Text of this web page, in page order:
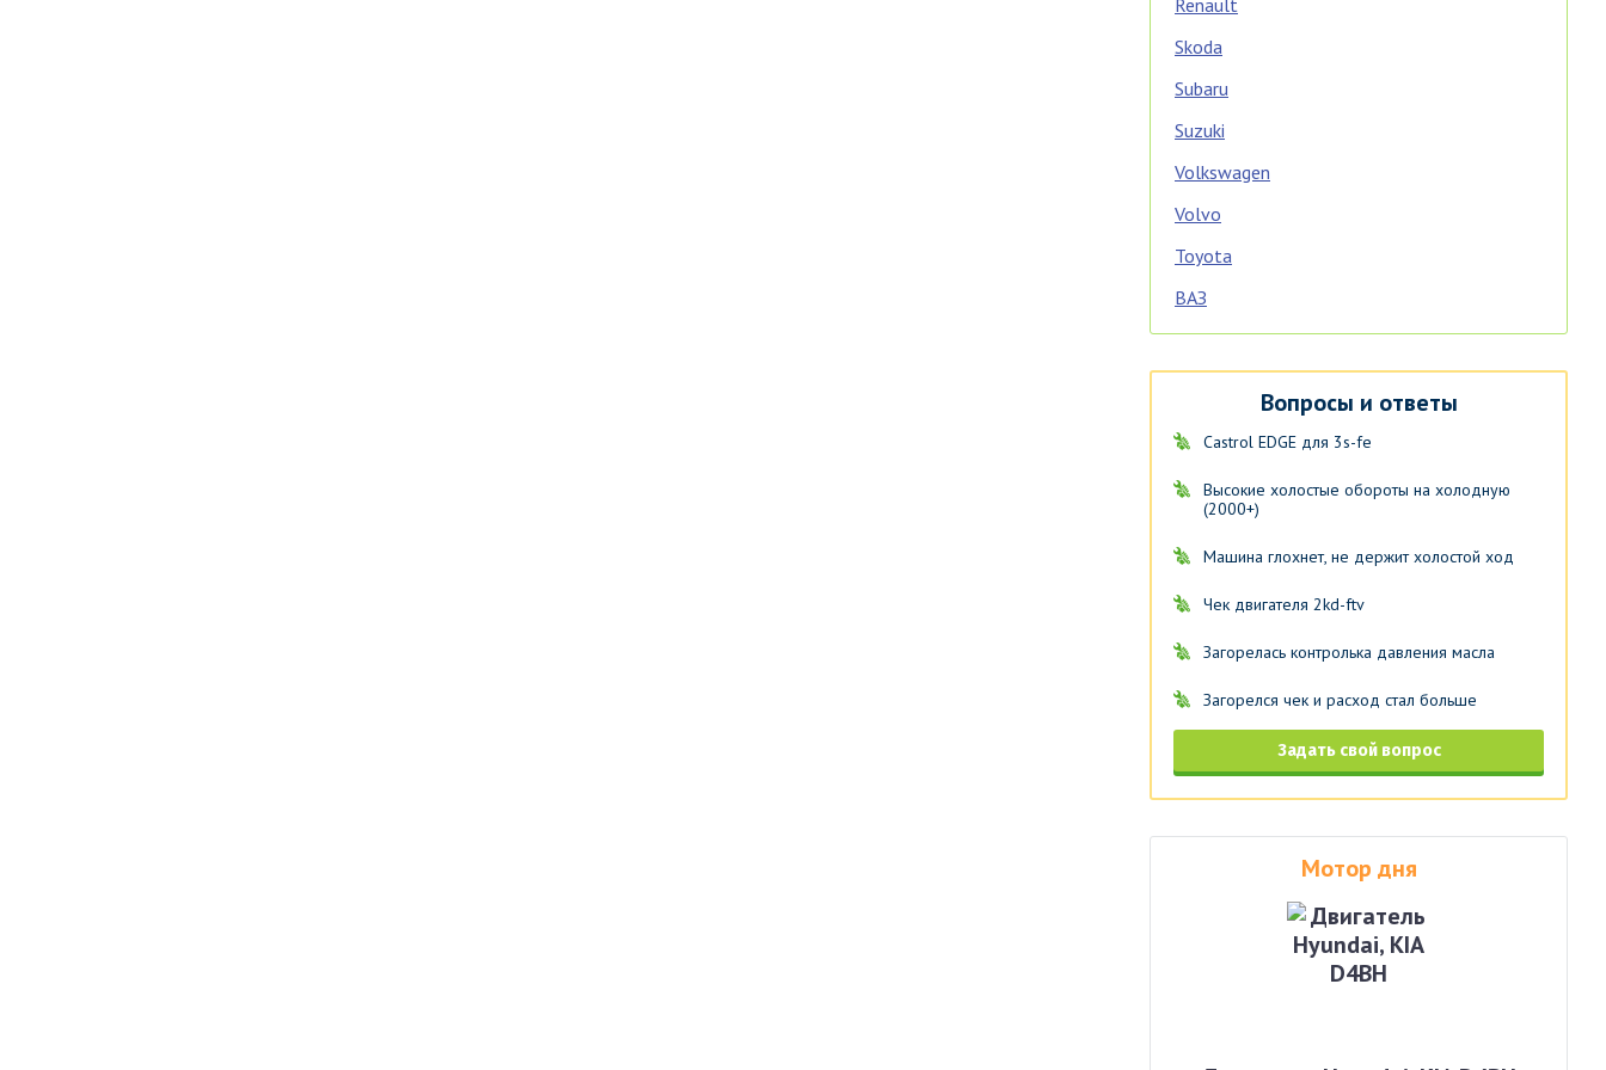
Renault
Skoda
Subaru
Suzuki
Volkswagen
Volvo
Toyota
ВАЗ
Вопросы и ответы
Castrol EDGE для 3s-fe
Высокие холостые обороты на холодную
(2000+)
Машина глохнет, не держит холостой ход
Чек двигателя 2kd-ftv
Загорелась контролька давления масла
Загорелся чек и расход стал больше
Задать свой вопрос
Мотор дня